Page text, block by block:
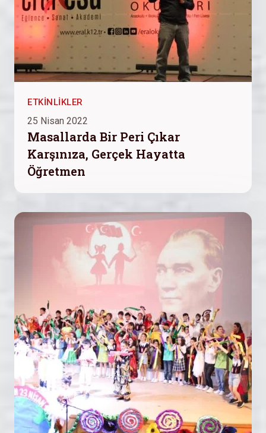
ETKINLIKLER
25 Nisan 2022
Masallarda Bir Peri Çıkar
Karşınıza, Gerçek Hayatta
Öğretmen